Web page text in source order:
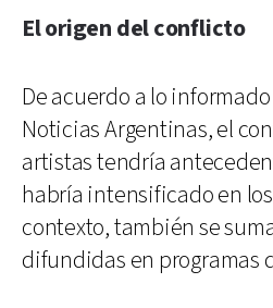
El origen del conflicto
De acuerdo a lo
Noticias Argentinas, el
artistas tendría
habría intensificado en
contexto, también se
difundidas en programas